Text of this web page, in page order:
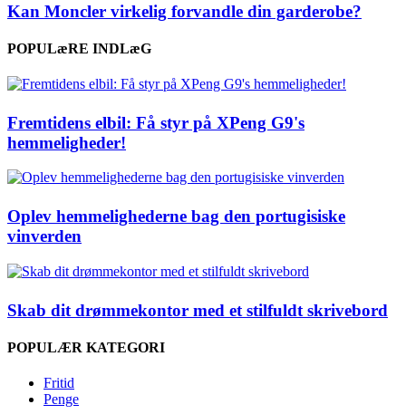
Kan Moncler virkelig forvandle din garderobe?
POPULæRE INDLæG
Fremtidens elbil: Få styr på XPeng G9's
hemmeligheder!
Oplev hemmelighederne bag den portugisiske
vinverden
Skab dit drømmekontor med et stilfuldt skrivebord
POPULÆR KATEGORI
Fritid
Penge